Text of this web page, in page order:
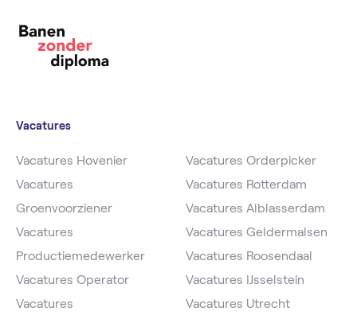
Vacatures
Vacatures Hovenier
Vacatures
Groenvoorziener
Vacatures
Productiemedewerker
Vacatures Operator
Vacatures
Vacatures Orderpicker
Vacatures Rotterdam
Vacatures Alblasserdam
Vacatures Geldermalsen
Vacatures Roosendaal
Vacatures IJsselstein
Vacatures Utrecht